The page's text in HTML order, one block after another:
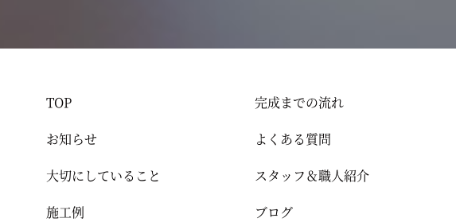
TOP
お知らせ
大切にしていること
施工例
完成までの流れ
よくある質問
スタッフ＆職人紹介
ブログ